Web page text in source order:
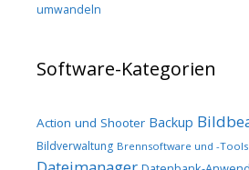
umwandeln
Software-Kategorien
Action und Shooter Backup
Bildverwaltung Brennsoftware und -Tools